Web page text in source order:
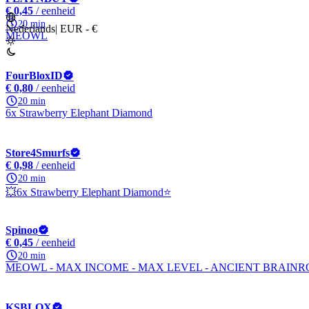
Nederlands| EUR - €
€ 0,45 / eenheid
20 min
MEOWL
FourBloxID
€ 0,80 / eenheid
20 min
6x Strawberry Elephant Diamond
Store4Smurfs
€ 0,98 / eenheid
20 min
💥6x Strawberry Elephant Diamond⭐
Spinoo
€ 0,45 / eenheid
20 min
MEOWL - MAX INCOME - MAX LEVEL - ANCIENT